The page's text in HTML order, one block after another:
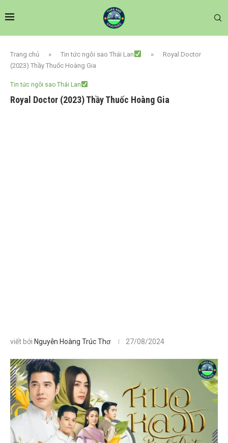
Trang chủ » Tin tức ngôi sao Thái Lan »
Royal Doctor
(2023) Thầy Thuốc Hoàng Gia
Tin tức ngôi sao Thái Lan
Royal Doctor (2023) Thầy Thuốc Hoàng Gia
viết bởi Nguyễn Hoàng Trúc Thơ 27/08/2024